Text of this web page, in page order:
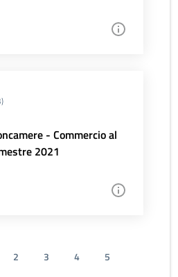
- Commercio al
2021
2 3 4
5